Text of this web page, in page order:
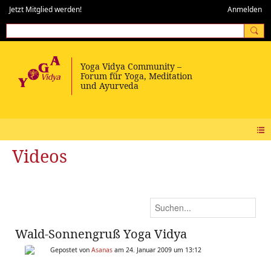
Jetzt Mitglied werden! Anmelden
Videos
Wald-Sonnengruß Yoga Vidya
Gepostet von Asanas am 24. Januar 2009 um 13:12